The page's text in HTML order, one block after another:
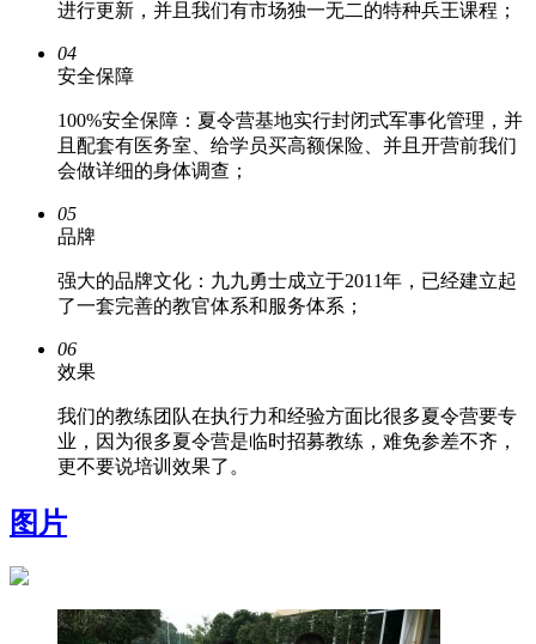
进行更新，并且我们有市场独一无二的特种兵王课程；
04
安全保障
100%安全保障：夏令营基地实行封闭式军事化管理，并
且配套有医务室、给学员买高额保险、并且开营前我们
会做详细的身体调查；
05
品牌
强大的品牌文化：九九勇士成立于2011年，已经建立起
了一套完善的教官体系和服务体系；
06
效果
我们的教练团队在执行力和经验方面比很多夏令营要专
业，因为很多夏令营是临时招募教练，难免参差不齐，
更不要说培训效果了。
图片